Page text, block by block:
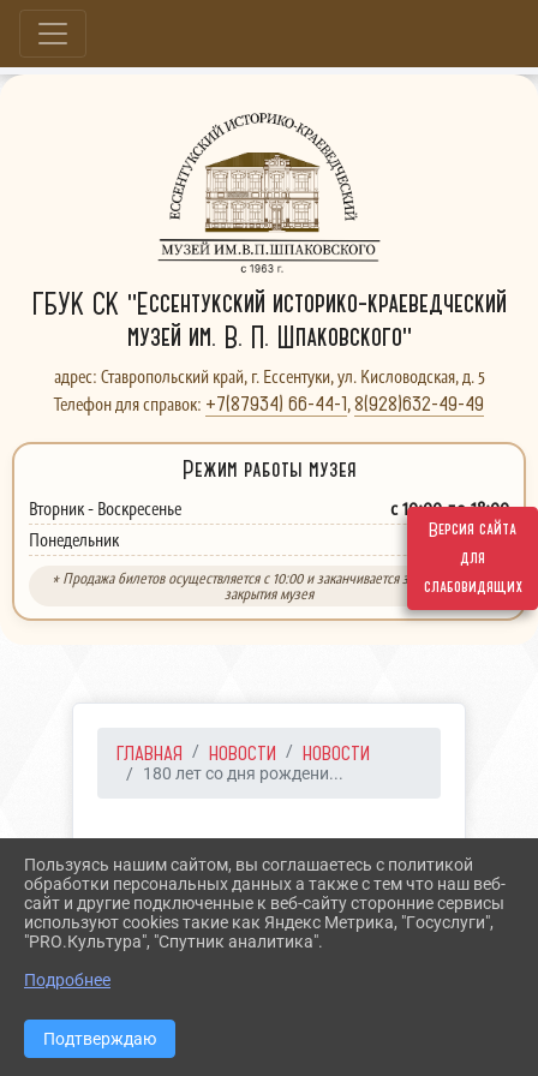
Версия сайта
для
слабовидящих
Больше, чем музей...
ГБУК СК "Ессентукский историко-краеведческий
музей им. В. П. Шпаковского"
адрес: Ставропольский край, г. Ессентуки, ул. Кисловодская, д. 5
Телефон для справок: +7(87934) 66-44-1,8(928)632-49-49
Режим работы музея
Вторник - Воскресенье с 10:00 до 18:00
Понедельник выходной
* Продажа билетов осуществляется с 10:00 и заканчивается за 30 минут до
закрытия музея
ГЛАВНАЯ НОВОСТИ НОВОСТИ
180 лет со дня рождени...
180 ЛЕТ СО ДНЯ
РОЖДЕНИЯ
БОГОСЛОВСКОГО
Пользуясь нашим сайтом, вы соглашаетесь с политикой
обработки персональных данных а также с тем что наш веб-
сайт и другие подключенные к веб-сайту сторонние сервисы
используют cookies такие как Яндекс Метрика, "Госуслуги",
"PRO.Культура", "Спутник аналитика".
Подробнее
Подтверждаю